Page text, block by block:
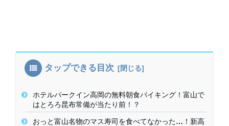
タップできる目次
ホテルパークイン高岡の無料朝食バイキング！富山で
はとろろ昆布常備が当たり前！？
おっと富山名物のマス寿司を食べてなかった…！新高